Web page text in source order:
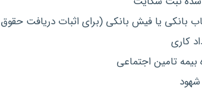
بانکی یا فیش بانکی (برای اثبات دریافت حقوق
کاری
بیمه تامین اجتماعی